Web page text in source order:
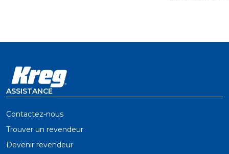
ASSISTANCE
Contactez-nous
Trouver un revendeur
Devenir revendeur